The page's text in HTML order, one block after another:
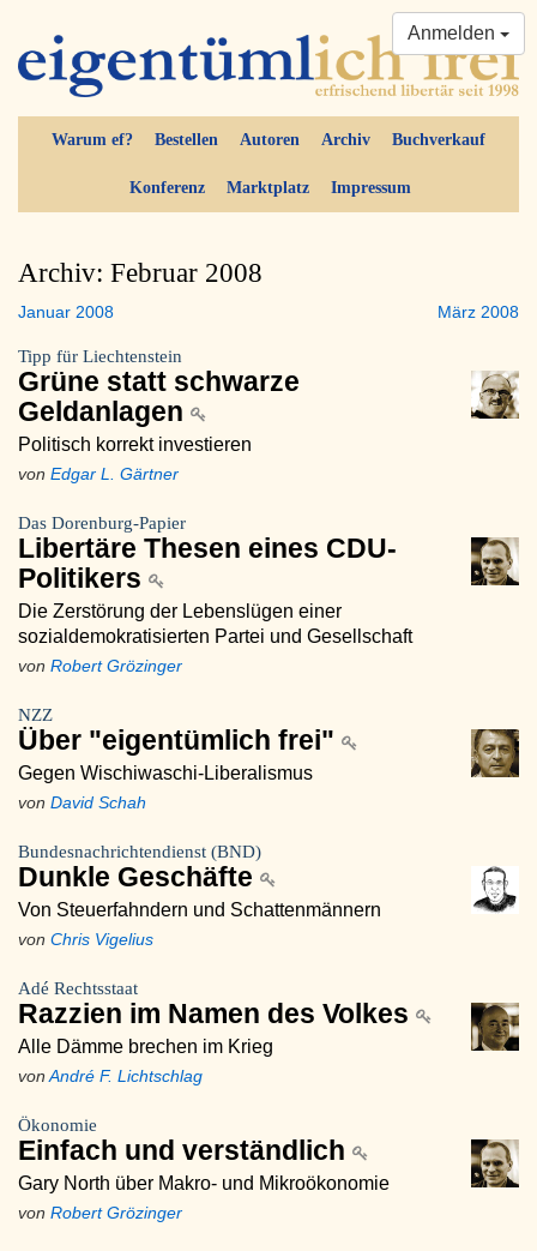
Warum ef? Bestellen Autoren Archiv Buchverkauf
Konferenz Marktplatz Impressum
Anmelden
Archiv: Februar 2008
Januar 2008 März 2008
Tipp für Liechtenstein
Grüne statt schwarze
Geldanlagen
Politisch korrekt investieren
von Edgar L. Gärtner
Das Dorenburg-Papier
Libertäre Thesen eines CDU-
Politikers
Die Zerstörung der Lebenslügen einer
sozialdemokratisierten Partei und Gesellschaft
von Robert Grözinger
NZZ
Über "eigentümlich frei"
Gegen Wischiwaschi-Liberalismus
von David Schah
Bundesnachrichtendienst (BND)
Dunkle Geschäfte
Von Steuerfahndern und Schattenmännern
von Chris Vigelius
Adé Rechtsstaat
Razzien im Namen des Volkes
Alle Dämme brechen im Krieg
von André F. Lichtschlag
Ökonomie
Einfach und verständlich
Gary North über Makro- und Mikroökonomie
von Robert Grözinger